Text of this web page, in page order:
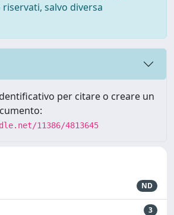
salvo diversa
per citare o creare un
11386/4813645
ND
3